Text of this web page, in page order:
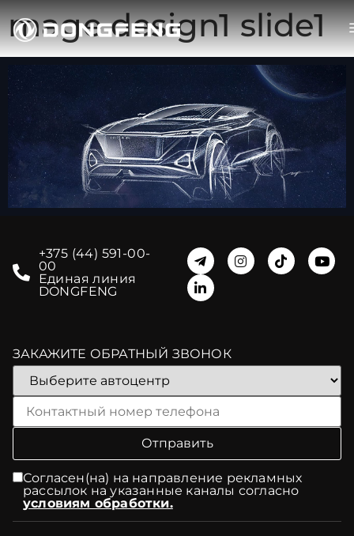
mage design1 slide1
+375 (44) 591-00-
00
Единая линия
DONGFENG
ЗАКАЖИТЕ ОБРАТНЫЙ ЗВОНОК
Согласен(на) на направление рекламных
рассылок на указанные каналы согласно
условиям обработки.